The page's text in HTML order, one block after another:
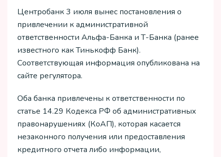
Центробанк 3 июля вынес постановления о
привлечении к административной
ответственности Альфа-Банка и Т-Банка (ранее
известного как Тинькофф Банк).
Соответствующая информация опубликована на
сайте регулятора.
Оба банка привлечены к ответственности по
статье 14.29 Кодекса РФ об административных
правонарушениях (КоАП), которая касается
незаконного получения или предоставления
кредитного отчета либо информации,